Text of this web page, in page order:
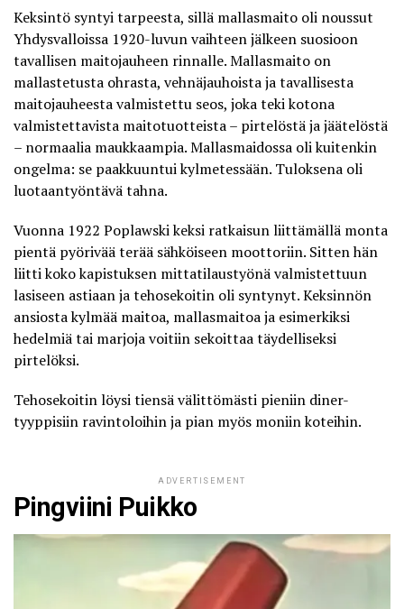
Keksintö syntyi tarpeesta, sillä mallasmaito oli noussut
Yhdysvalloissa 1920-luvun vaihteen jälkeen suosioon
tavallisen maitojauheen rinnalle. Mallasmaito on
mallastetusta ohrasta, vehnäjauhoista ja tavallisesta
maitojauheesta valmistettu seos, joka teki kotona
valmistettavista maitotuotteista – pirtelöstä ja jäätelöstä
– normaalia maukkaampia. Mallasmaidossa oli kuitenkin
ongelma: se paakkuuntui kylmetessään. Tuloksena oli
luotaantyöntävä tahna.
Vuonna 1922 Poplawski keksi ratkaisun liittämällä monta
pientä pyörivää terää sähköiseen moottoriin. Sitten hän
liitti koko kapistuksen mittatilaustyönä valmistettuun
lasiseen astiaan jatehosekoitin oli syntynyt. Keksinnön
ansiosta kylmää maitoa, mallasmaitoa ja esimerkiksi
hedelmiä tai marjoja voitiin sekoittaa täydelliseksi
pirtelöksi.
Tehosekoitin löysi tiensä välittömästi pieniin diner-
tyyppisiin ravintoloihin ja pian myös moniin koteihin.
ADVERTISEMENT
Pingviini Puikko